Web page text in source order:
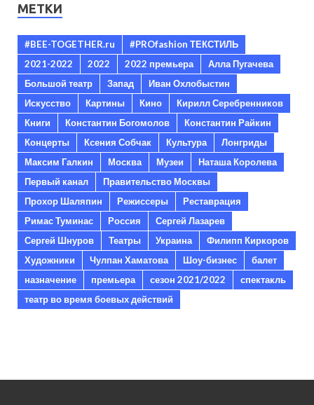
МЕТКИ
#BEE-TOGETHER.ru
#PROfashion ТЕКСТИЛЬ
2021-2022
2022 2022 премьера
Алла Пугачева
Большой театр
Запад
Иван Охлобыстин
Искусство
Картины Кино
Кирилл Серебренников
Книги
Константин Богомолов
Константин Райкин
Концерты
Ксения Собчак Культура
Лонгриды
Максим Галкин
Москва Музеи
Наташа Королева
Первый канал
Правительство Москвы
Прохор Шаляпин
Режиссеры
Реставрация
Римас Туминас
Россия
Сергей Лазарев
Сергей Шнуров
Театры Украина
Филипп Киркоров
Художники
Чулпан Хаматова Шоу-бизнес
балет
назначение
премьера сезон 2021/2022
спектакль
театр во время боевых действий